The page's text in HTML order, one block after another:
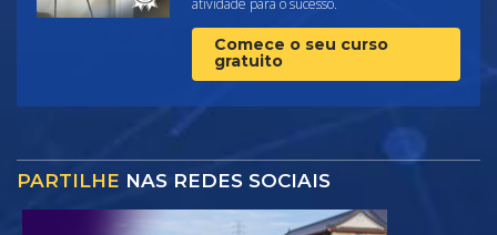
atividade para o sucesso.
Comece o seu curso
gratuito
PARTILHE NAS REDES SOCIAIS